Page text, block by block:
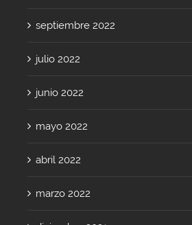
septiembre 2022
julio 2022
junio 2022
mayo 2022
abril 2022
marzo 2022